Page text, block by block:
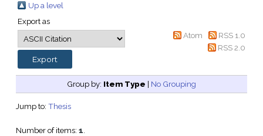
Up a level
Export as
Atom
RSS 1.0
RSS 2.0
Group by: Item Type | No Grouping
Jump to: Thesis
Number of items: 1.